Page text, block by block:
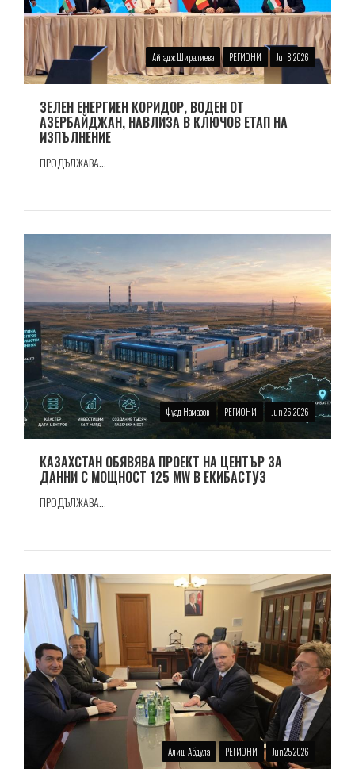
Айтадж Ширалиева РЕГИОНИ Jul 8 2026
ЗЕЛЕН ЕНЕРГИЕН КОРИДОР, ВОДЕН ОТ
АЗЕРБАЙДЖАН, НАВЛИЗА В КЛЮЧОВ ЕТАП НА
ИЗПЪЛНЕНИЕ
ПРОДЪЛЖАВА...
Фуад Намазов РЕГИОНИ Jun 26 2026
КАЗАХСТАН ОБЯВЯВА ПРОЕКТ НА ЦЕНТЪР ЗА
ДАННИ С МОЩНОСТ 125 MW В ЕКИБАСТУЗ
ПРОДЪЛЖАВА...
Алиш Абдула РЕГИОНИ Jun 25 2026